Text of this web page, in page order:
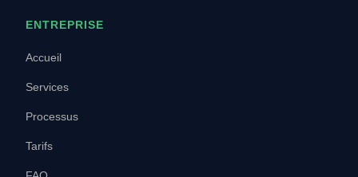
ENTREPRISE
Accueil
Services
Processus
Tarifs